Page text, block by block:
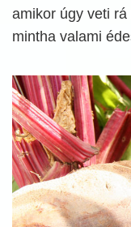
amikor úgy veti
mintha valami